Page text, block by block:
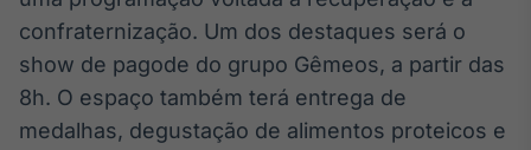
Broadcast
Radar
Monitoramento
inteligente de
notícias e
confraternização. Um dos destaques será o
show de pagode do grupo Gêmeos, a partir das
8h. O espaço também terá entrega de
medalhas, degustação de alimentos proteicos e